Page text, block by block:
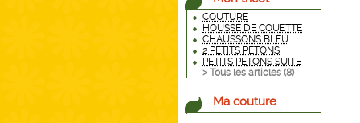
COUTURE
HOUSSE DE COUETTE
CHAUSSONS BLEU
2 PETITS PETONS
PETITS PETONS SUITE
> Tous les articles (8)
Ma couture